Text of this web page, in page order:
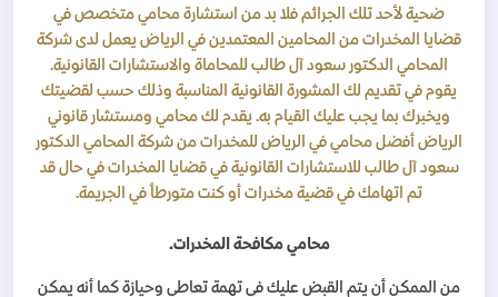
ضحية لأحد تلك الجرائم فلا بد من استشارة محامي متخصص في
قضايا المخدرات من المحامين المعتمدين في الرياض يعمل لدى شركة
المحامي الدكتور سعود آل طالب للمحاماة والاستشارات القانونية.
يقوم في تقديم لك المشورة القانونية المناسبة وذلك حسب لقضيتك
ويخبرك بما يجب عليك القيام به. يقدم لك محامي ومستشار قانوني
الرياض أفضل محامي في الرياض للمخدرات من شركة المحامي الدكتور
سعود آل طالب للاستشارات القانونية في قضايا المخدرات في حال قد
تم اتهامك في قضية مخدرات أو كنت متورطاُ في الجريمة.
محامي مكافحة المخدرات.
من الممكن أن يتم القبض عليك في تهمة تعاطي وحيازة كما أنه يمكن